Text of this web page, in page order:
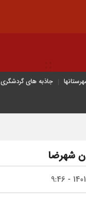
جاذبه های گردشگری
شهرضا